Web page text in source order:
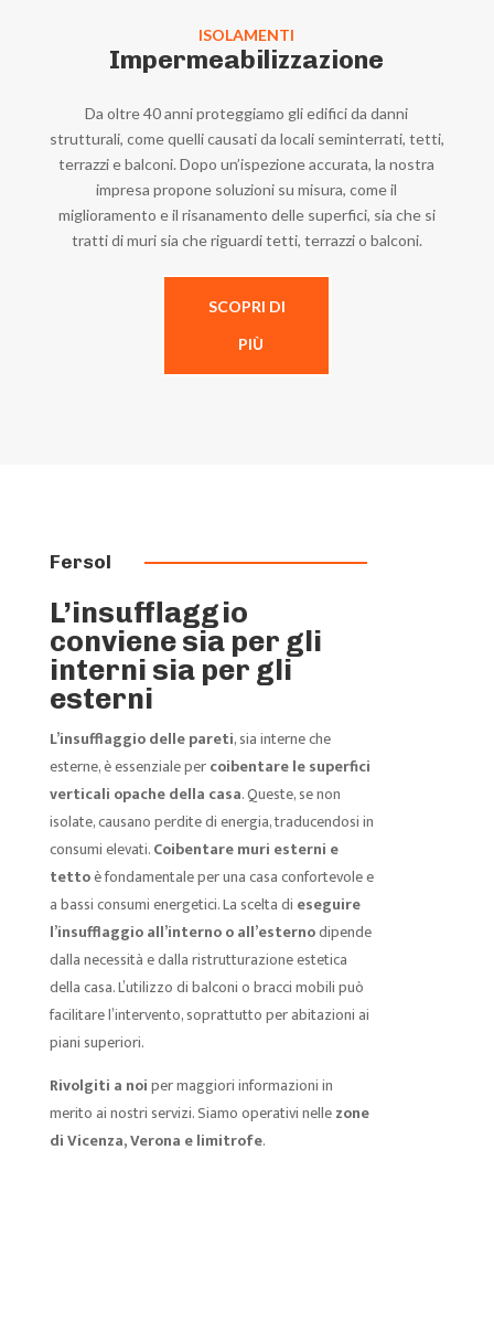
ISOLAMENTI
Impermeabilizzazione
Da oltre 40 anni proteggiamo gli edifici da danni
strutturali, come quelli causati da locali seminterrati, tetti,
terrazzi e balconi. Dopo un’ispezione accurata, la nostra
impresa propone soluzioni su misura, come il
miglioramento e il risanamento delle superfici, sia che si
tratti di muri sia che riguardi tetti, terrazzi o balconi.
SCOPRI DI
PIÙ
Fersol
L’insufflaggio
conviene sia per gli
interni sia per gli
esterni
L’insufflaggio delle pareti, sia interne che
esterne, è essenziale percoibentare le superfici
verticali opache della casa. Queste, se non
isolate, causano perdite di energia, traducendosi in
consumi elevati.Coibentare muri esterni e
tettoè fondamentale per una casa confortevole e
a bassi consumi energetici. La scelta di eseguire
l’insufflaggio all’interno o all’esternodipende
dalla necessità e dalla ristrutturazione estetica
della casa. L’utilizzo di balconi o bracci mobili può
facilitare l’intervento, soprattutto per abitazioni ai
piani superiori.
Rivolgiti a noiper maggiori informazioni in
merito ai nostri servizi. Siamo operativi nellezone
di Vicenza, Verona e limitrofe.